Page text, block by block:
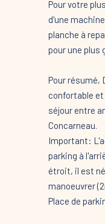
Pour votre
d'une
planche à
pour une plus
Pour résumé,
confortable
séjour entre
Concarneau.
Important:
parking à
étroit, il est
manoeuvrer
Place de